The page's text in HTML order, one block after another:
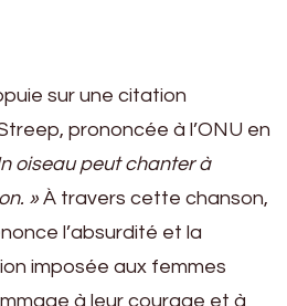
sur une citation
prononcée à l’ONU en
oiseau peut chanter à
» À travers cette chanson,
l’absurdité et la
imposée aux femmes
à leur courage et à